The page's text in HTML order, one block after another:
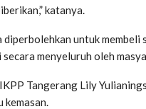
katanya.
untuk membeli
menyeluruh oleh
Tangerang Lily